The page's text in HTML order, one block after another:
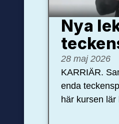
Nya
28 maj 2026
KARRIÄR.
enda
här kursen